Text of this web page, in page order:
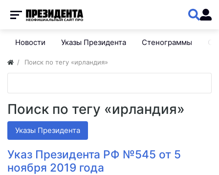
Новости Указы Президента Стенограммы
Поиск по тегу «ирландия»
Поиск по тегу «ирландия»
Указы Президента
Указ Президента РФ №545 от 5
ноября 2019 года